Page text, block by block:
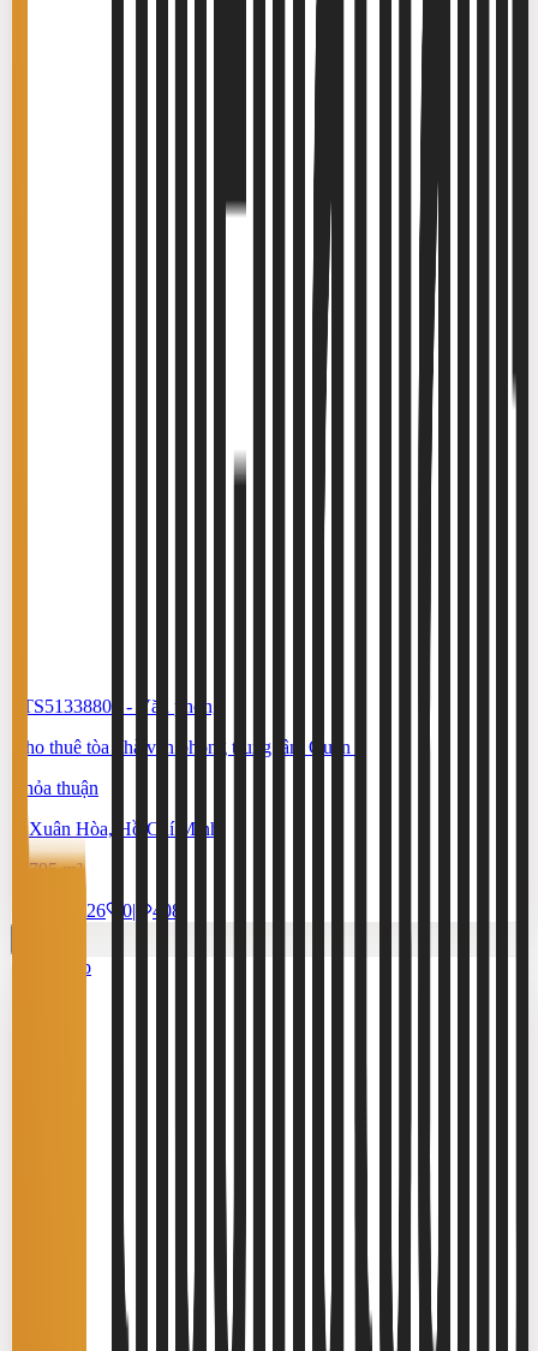
#TS51338806 -
Văn phòng
Cho thuê tòa nhà văn phòng trung tâm Quận 3
Thỏa thuận
Xuân Hòa, Hồ Chí Minh
795 m²
17/7/2026
0| 408
Cao cấp